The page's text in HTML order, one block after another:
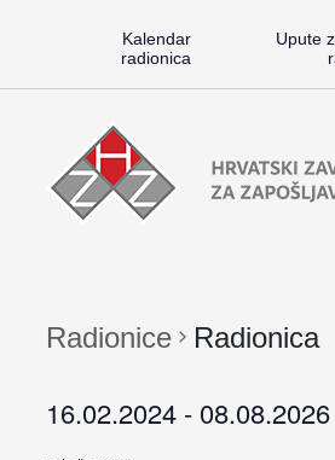
Kalendar
radionica
Upute
Preskoči
na
sadržaj
Radionice
HZZ-
Radionice Radionica
16.02.2024 - 08.08.2026
Odaberite